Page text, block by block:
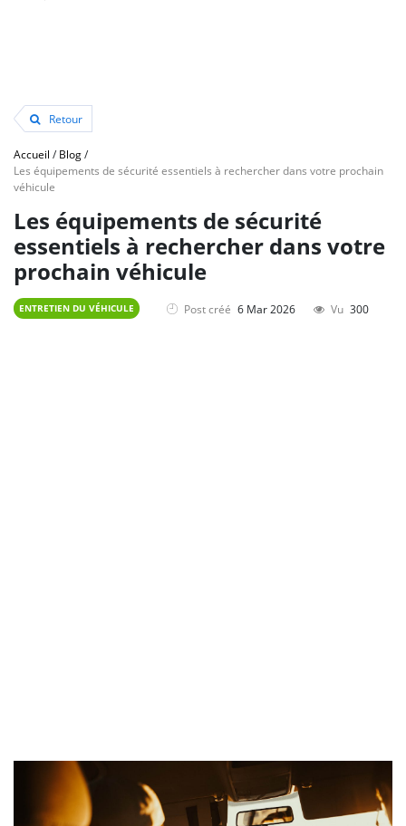
Retour
Accueil /Blog/
Les équipements de sécurité essentiels à rechercher dans votre prochain
véhicule
Les équipements de sécurité
essentiels à rechercher dans votre
prochain véhicule
ENTRETIEN DU VÉHICULE Post créé 6 Mar 2026 Vu 300